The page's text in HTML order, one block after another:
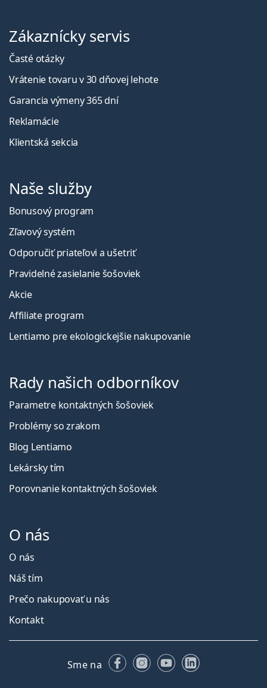
Zákaznícky servis
Časté otázky
Vrátenie tovaru v 30 dňovej lehote
Garancia výmeny 365 dní
Reklamácie
Klientská sekcia
Naše služby
Bonusový program
Zľavový systém
Odporučiť priateľovi a ušetriť
Pravidelné zasielanie šošoviek
Akcie
Affiliate program
Lentiamo pre ekologickejšie nakupovanie
Rady našich odborníkov
Parametre kontaktných šošoviek
Problémy so zrakom
Blog Lentiamo
Lekársky tím
Porovnanie kontaktných šošoviek
O nás
O nás
Náš tím
Prečo nakupovať u nás
Kontakt
Sme na FacebookuInstagrame
YouTubeLinkedIn